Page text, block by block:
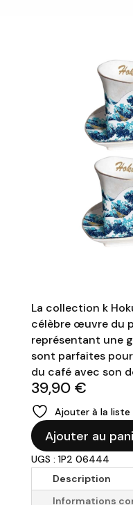
La collection k
célèbre œuvre du
représentant une
sont parfaites
du café avec son
39,90 €
Ajouter à la liste
quantité
de
Set
2
Ajouter au
UGS : 1P2 06444
Description
Informations